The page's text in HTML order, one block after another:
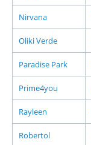
Nirvana
Oliki Verde
Paradise Park
Prime4you
Rayleen
Robertol